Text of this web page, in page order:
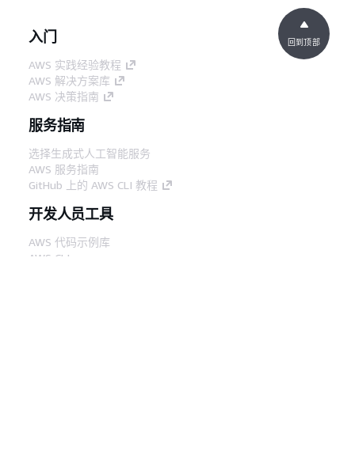
入门
AWS 实践经验教程
AWS 解决方案库
AWS 决策指南
服务指南
选择生成式人工智能服务
AWS 服务指南
GitHub 上的 AWS CLI 教程
开发人员工具
AWS 代码示例库
AWS CLI
回到顶部